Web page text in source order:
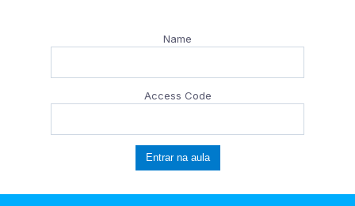
Name
Access Code
Entrar na aula